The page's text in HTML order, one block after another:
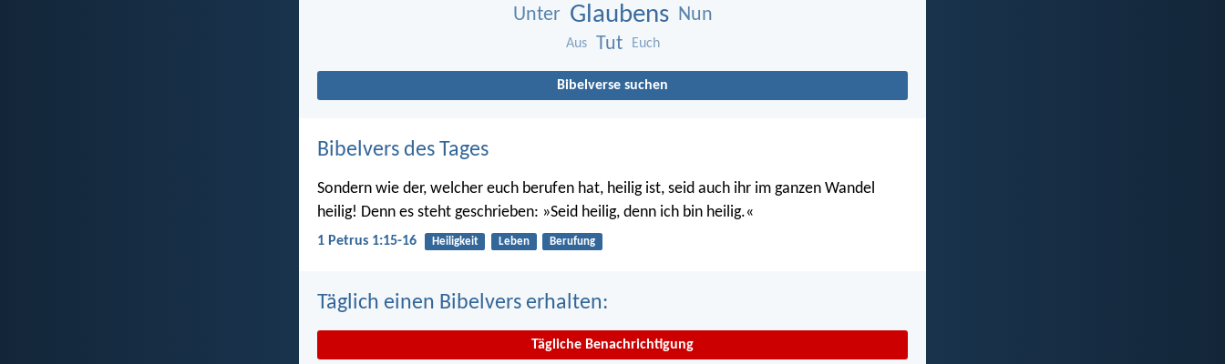
Unter Glaubens Nun
Aus Tut Euch
Bibelverse suchen
Bibelvers des Tages
Sondern wie der, welcher euch berufen hat, heilig ist, seid auch ihr im ganzen Wandel
heilig! Denn es steht geschrieben: »Seid heilig, denn ich bin heilig.«
1 Petrus 1:15-16 Heiligkeit Leben Berufung
Täglich einen Bibelvers erhalten:
Tägliche Benachrichtigung